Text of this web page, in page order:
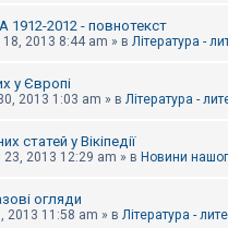
2012 - повнотекст
2013 8:44 am » в Література -
у Європі
2013 1:03 am » в Література -
статей у Вікіпедії
2013 12:29 am » в Новини
огляди
2013 11:58 am » в Література -